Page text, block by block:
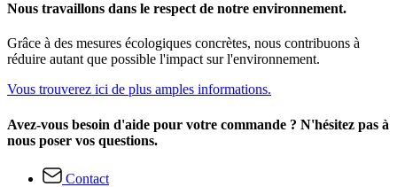
Nous travaillons dans le respect de notre environnement.
Grâce à des mesures écologiques concrètes, nous contribuons à
réduire autant que possible l'impact sur l'environnement.
Vous trouverez ici de plus amples informations.
Avez-vous besoin d'aide pour votre commande ? N'hésitez pas à
nous poser vos questions.
Contact